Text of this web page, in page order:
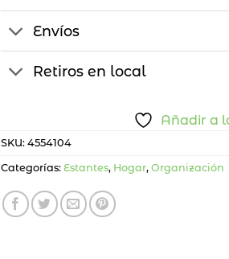
Envíos
Retiros en local
Añadir a
SKU: 4554104
Categorías: Estantes, Hogar, Organización